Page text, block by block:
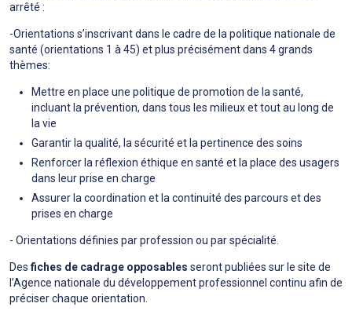
arrêté :
-Orientations s’inscrivant dans le cadre de la politique nationale de
santé (orientations 1 à 45) et plus précisément dans 4 grands
thèmes:
Mettre en place une politique de promotion de la santé,
incluant la prévention, dans tous les milieux et tout au long de
la vie
Garantir la qualité, la sécurité et la pertinence des soins
Renforcer la réflexion éthique en santé et la place des usagers
dans leur prise en charge
Assurer la coordination et la continuité des parcours et des
prises en charge
- Orientations définies par profession ou par spécialité.
Des fiches de cadrage opposables seront publiées sur le site de
l’Agence nationale du développement professionnel continu afin de
préciser chaque orientation.